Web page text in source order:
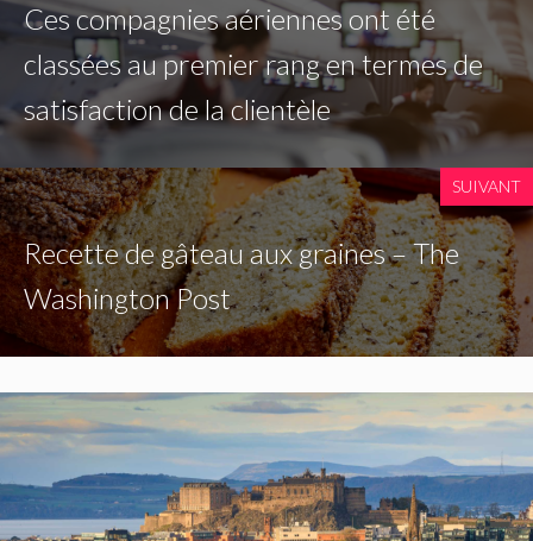
Ces compagnies aériennes ont été
classées au premier rang en termes de
satisfaction de la clientèle
SUIVANT
Recette de gâteau aux graines – The
Washington Post